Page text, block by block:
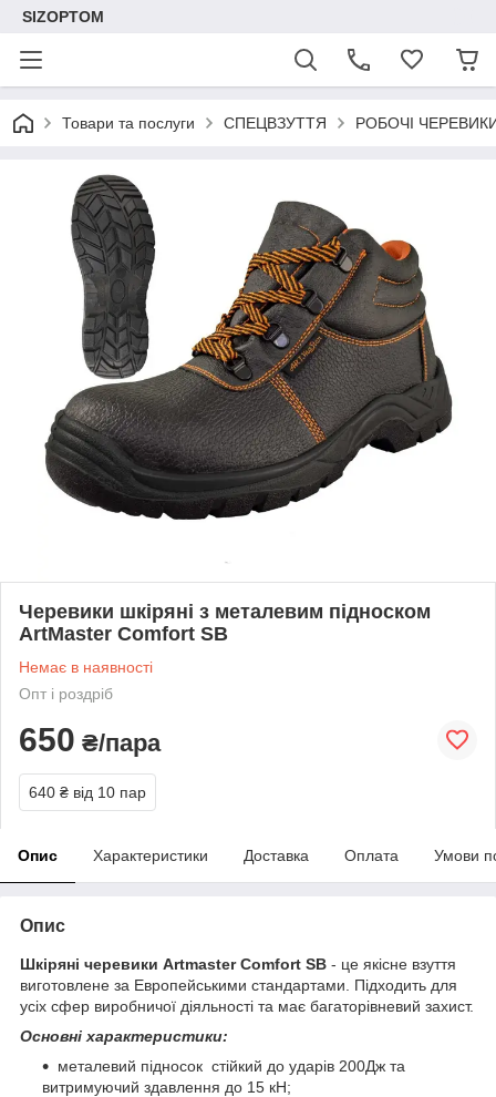
SIZOPTOM
Товари та послуги СПЕЦВЗУТТЯ РОБОЧІ
Черевики шкіряні з металевим підноском
ArtMaster Comfort SB
Немає в наявності
Опт і роздріб
650 ₴/пара
640 ₴ від 10 пар
Опис Характеристики Доставка Оплата Умови
Опис
Шкіряні черевики Artmaster Comfort SB - це якісне взуття
виготовлене за Европейськими стандартами. Підходить для
усіх сфер виробничої діяльності та має багаторівневий захист.
Основні характеристики:
металевий підносок стійкий до ударів 200Дж та
витримуючий здавлення до 15 кН;